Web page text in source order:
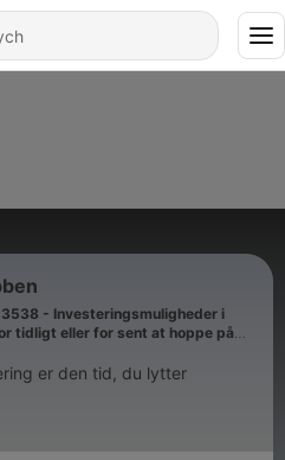
3538 - Investeringsmuligheder i
tidligt eller for sent at hoppe på
er den tid, du lytter